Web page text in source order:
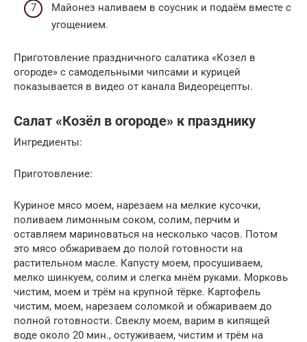
Майонез наливаем в соусник и подаём вместе с
угощением.
Приготовление праздничного салатика «Козел в
огороде» с самодельными чипсами и курицей
показывается в видео от канала Видеорецепты.
Салат «Козёл в огороде» к празднику
Ингредиенты:
Приготовление:
Куриное мясо моем, нарезаем на мелкие кусочки,
поливаем лимонным соком, солим, перчим и
оставляем мариноваться на несколько часов. Потом
это мясо обжариваем до полой готовности на
растительном масле. Капусту моем, просушиваем,
мелко шинкуем, солим и слегка мнём руками. Морковь
чистим, моем и трём на крупной тёрке. Картофель
чистим, моем, нарезаем соломкой и обжариваем до
полной готовности. Свеклу моем, варим в кипящей
воде около 20 мин., остуживаем, чистим и трём на